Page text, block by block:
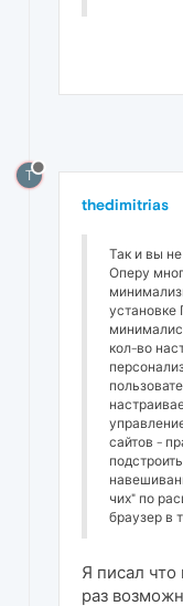
T
thedimitrias
Так и вы
Оперу
кол-во
сайтов -
чих" по
браузер в
Я писал
раз